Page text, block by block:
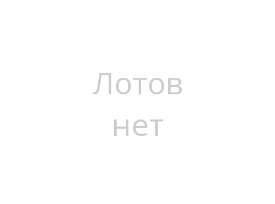
Лотов
нет